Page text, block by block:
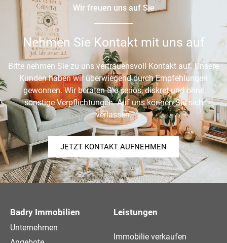
Wir freuen uns auf Sie
Nehmen Sie Kontakt mit uns auf
Bitte nehmen Sie zu uns vertrauensvoll Kontakt auf. Unsere
Kunden haben wir überwiegend durch Empfehlungen
gewonnen. Wir beraten Sie seriös, diskret und ohne
sonstige Verpflichtungen. Auf uns können Sie sich
verlassen.
JETZT KONTAKT AUFNEHMEN
Badry Immobilien
Unternehmen
Leistungen
Immobilie verkaufen